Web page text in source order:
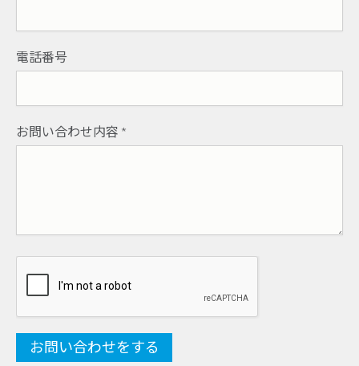
電話番号
お問い合わせ内容 *